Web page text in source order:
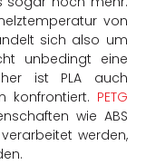
von
sich also um
unbedingt eine
ist PLA auch
konfrontiert. PETG
wie ABS
werden,